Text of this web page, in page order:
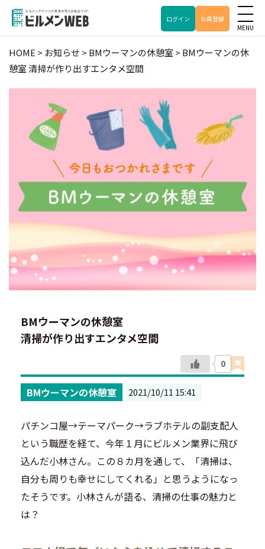
ログイン 会員登録
HOME > お知らせ > BMウーマンの休憩室 > BMウーマンの休
憩室清掃が作り出すエンタメ空間
BMウーマンの休憩室
清掃が作り出すエンタメ空間
0
BMウーマンの休憩室 2021/10/11 15:41
パチンコ屋→テーマパーク→ラブホテルの副支配人
という職歴を経て、今年１月にビルメン業界に飛び
込んだ小林さん。この８カ月を通して、「清掃は、
自分も周りも幸せにしてくれる」と思うようになっ
たそうです。小林さんが語る、清掃の仕事の魅力と
は？